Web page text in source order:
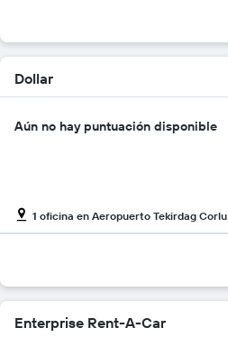
Dollar
Aún no hay puntuación disponible
1 oficina en Aeropuerto Tekirdag Corlu
Enterprise Rent-A-Car